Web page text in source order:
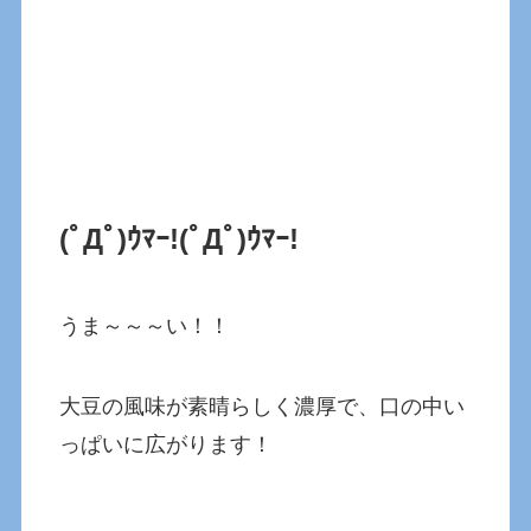
(ﾟДﾟ)ｳﾏｰ!(ﾟДﾟ)ｳﾏｰ!
うま～～～い！！
大豆の風味が素晴らしく濃厚で、口の中い
っぱいに広がります！